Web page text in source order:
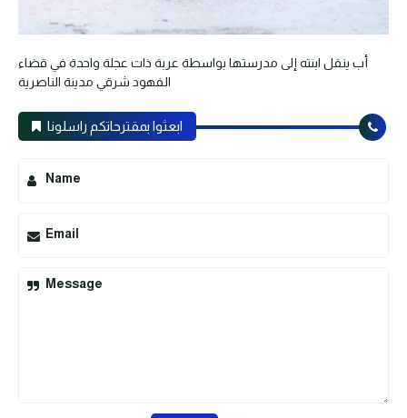
أب ينقل ابنته إلى مدرستها بواسطة عربة ذات عجلة واحدة في قضاء
الفهود شرقي مدينة الناصرية
ابعثوا بمقترحاتكم راسلونا
Name
Email
Message